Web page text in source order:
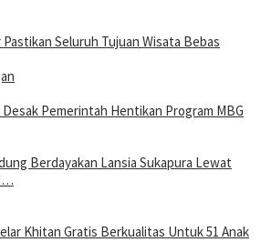
Seluruh Tujuan Wisata Bebas
Pemerintah Hentikan Program MBG
Berdayakan Lansia Sukapura Lewat
Khitan Gratis Berkualitas Untuk 51 Anak